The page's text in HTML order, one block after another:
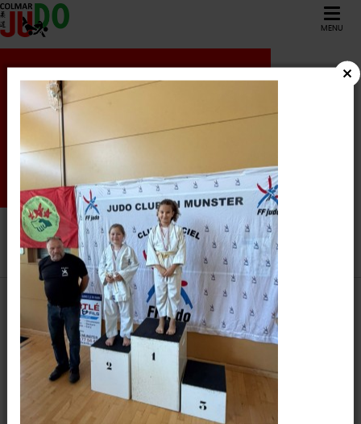
MENU
Février 2026
1ER TOUR DE
DISTRICT COLMAR
POUSSIN(E)S
COLMAR JUDO /Résultats /
1ER TOUR DE DISTRICT COLMAR
POUSSIN(E)S
Épreuves AFFICHER LES RÉSULTATS DU CLUB
-24 F P